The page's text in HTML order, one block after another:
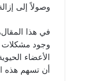
وصولاً إلى
في هذا
وجود مشكلات
الأعضاء
أن تسهم هذه